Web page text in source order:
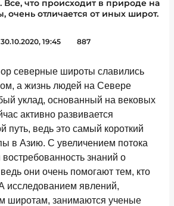
Все, что происходит в природе на
очень отличается от иных широт.
30.10.2020, 19:45 887
северные широты славились
а жизнь людей на Севере
уклад, основанный на вековых
активно развивается
путь, ведь это самый короткий
в Азию. С увеличением потока
востребованность знаний о
они очень помогают тем, кто
исследованием явлений,
широтам, занимаются ученые